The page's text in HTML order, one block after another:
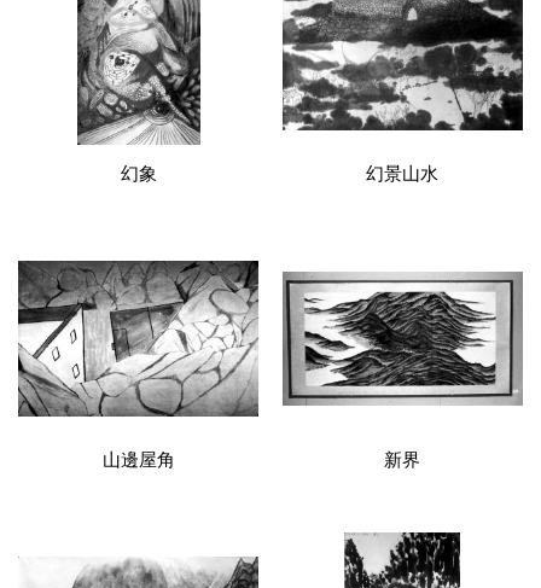
幻象 幻景山水
山邊屋角 新界